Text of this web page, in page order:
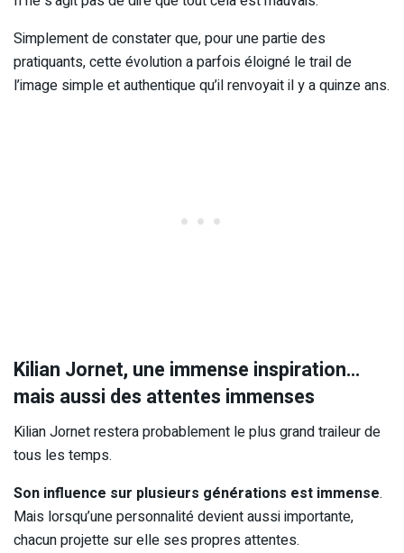
Simplement de constater que, pour une partie des
pratiquants, cette évolution a parfois éloigné le trail de
l’image simple et authentique qu’il renvoyait il y a quinze ans.
Kilian Jornet, une immense inspiration…
mais aussi des attentes immenses
Kilian Jornet restera probablement le plus grand traileur de
tous les temps.
Son influence sur plusieurs générations est immense.
Mais lorsqu’une personnalité devient aussi importante,
chacun projette sur elle ses propres attentes.